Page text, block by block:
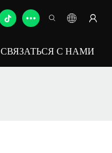
СВЯЗАТЬСЯ С НАМИ